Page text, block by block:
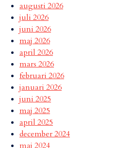
augusti 2026
juli 2026
juni 2026
maj 2026
april 2026
mars 2026
februari 2026
januari 2026
juni 2025
maj 2025
april 2025
december 2024
maj 2024